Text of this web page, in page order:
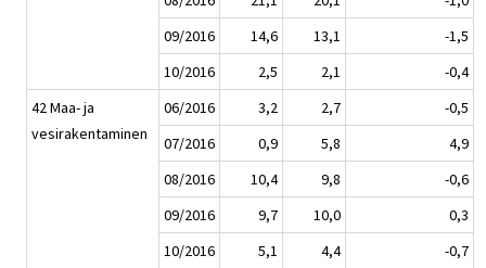
09/2016
14,6 13,1
-1,5
10/2016
2,5 2,1
-0,4
42 Maa- ja
vesirakentaminen
06/2016 3,2 2,7
-0,5
07/2016
0,9 5,8
4,9
08/2016
10,4 9,8
-0,6
09/2016
9,7 10,0
0,3
10/2016
5,1 4,4
-0,7